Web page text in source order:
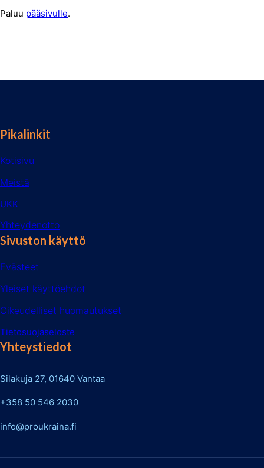
Paluu pääsivulle.
Pikalinkit
Kotisivu
Meistä
UKK
Yhteydenotto
Sivuston käyttö
Evästeet
Yleiset käyttöehdot
Oikeudelliset huomautukset
Tietosuojaseloste
Yhteystiedot
Silakuja 27, 01640 Vantaa
+358 50 546 2030
info@proukraina.fi